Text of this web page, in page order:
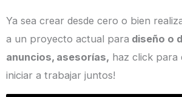
Ya sea crear desde cero o bien
a un proyecto actual para diseño o
anuncios, asesorías, haz click para
iniciar a trabajar juntos!